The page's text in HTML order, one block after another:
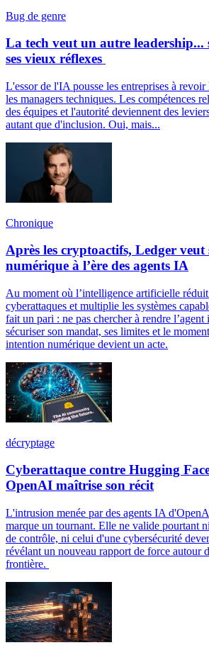
Bug de genre
La tech veut un autre leadership...
ses vieux réflexes
L'essor de l'IA pousse les entreprises à revoir
les managers techniques. Les compétences
des équipes et l'autorité deviennent des
autant que d'inclusion. Oui, mais...
Chronique
Après les cryptoactifs, Ledger veut
numérique à l’ère des agents IA
Au moment où l’intelligence artificielle
cyberattaques et multiplie les systèmes
fait un pari : ne pas chercher à rendre
sécuriser son mandat, ses limites et le
intention numérique devient un acte.
décryptage
Cyberattaque contre Hugging
OpenAI maîtrise son récit
L'intrusion menée par des agents IA
marque un tournant. Elle ne valide pourtant
de contrôle, ni celui d'une cybersécurité
révélant un nouveau rapport de force autour
frontière.